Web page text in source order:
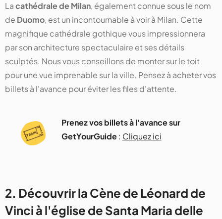
Lacathédrale de Milan, également connue sous le nom
de Duomo, est un incontournable à voir à Milan. Cette
magnifique cathédrale gothique vous impressionnera
par son architecture spectaculaire et ses détails
sculptés. Nous vous conseillons de monter sur le toit
pour une vue imprenable sur la ville. Pensez à acheter vos
billets à l'avance pour éviter les files d'attente​​​​​​.
Prenez vos billets à l'avance sur
GetYourGuide: Cliquez ici
2. Découvrir la Cène de Léonard de
Vinci à l'église de Santa Maria delle